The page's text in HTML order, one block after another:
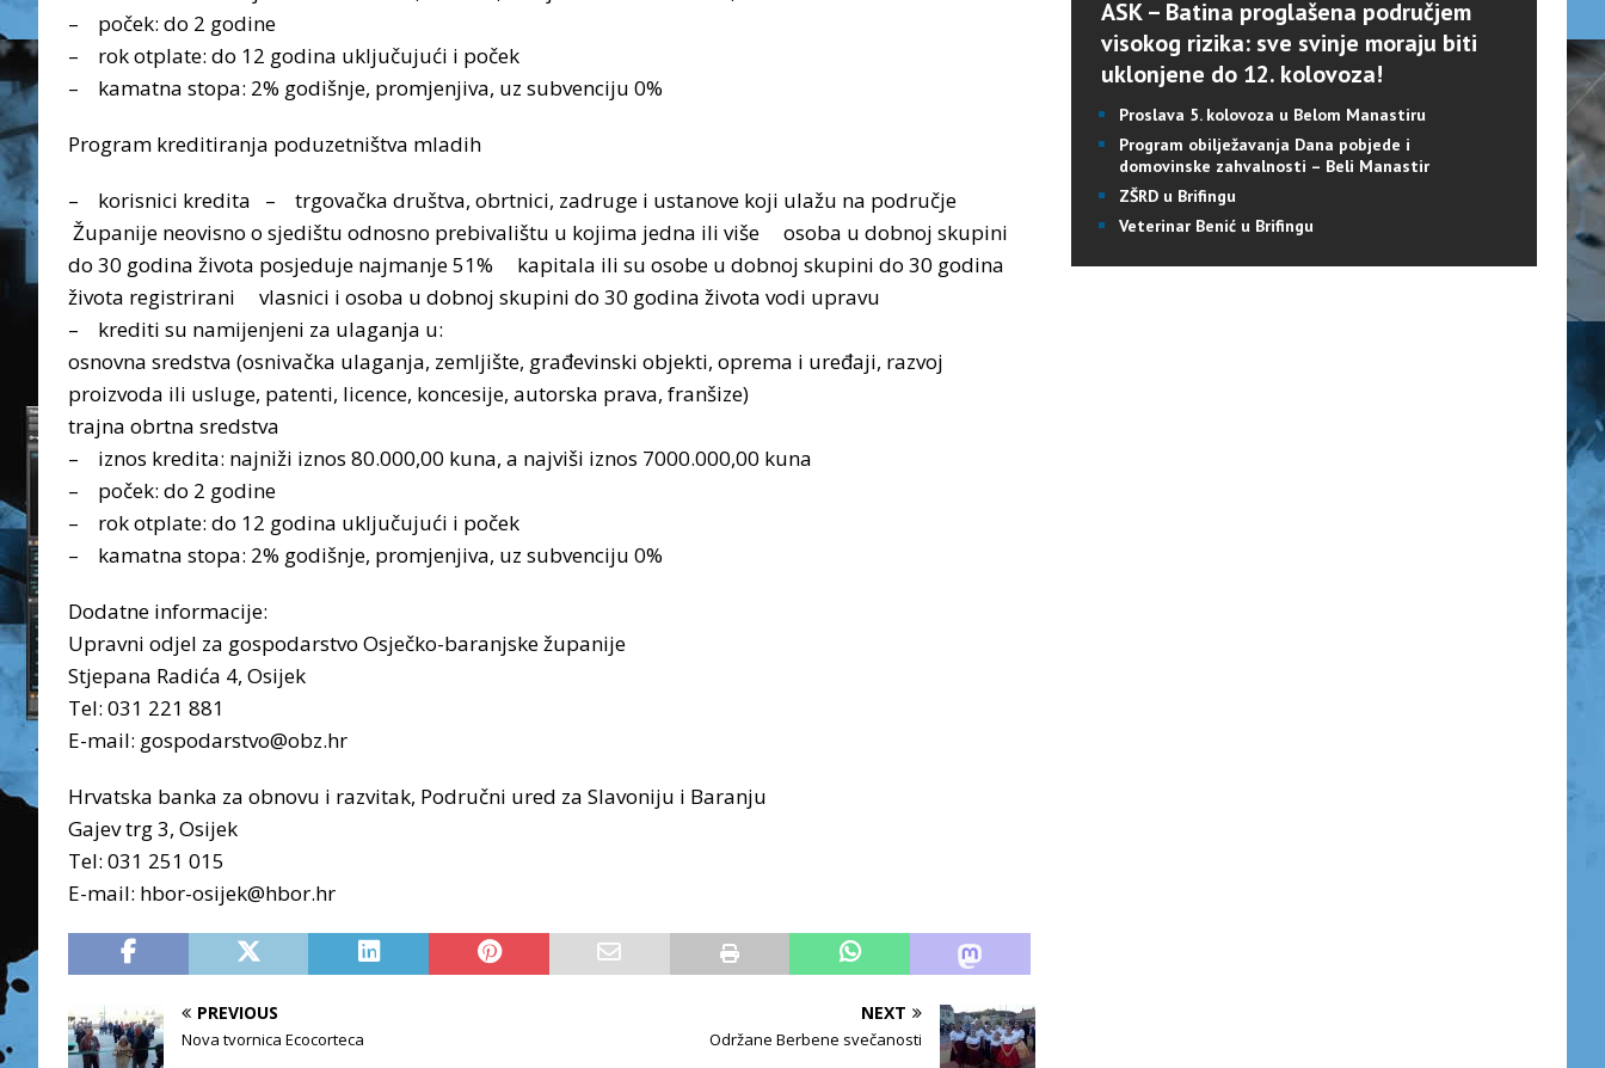
– poček: do 2 godine
– rok otplate: do 12 godina uključujući i poček
– kamatna stopa: 2% godišnje, promjenjiva, uz subvenciju 0%
Program kreditiranja poduzetništva mladih
– korisnici kredita – trgovačka društva, obrtnici, zadruge i ustanove koji ulažu na područje
Županije neovisno o sjedištu odnosno prebivalištu u kojima jedna ili više osoba u dobnoj skupini
do 30 godina života posjeduje najmanje 51% kapitala ili su osobe u dobnoj skupini do 30 godina
života registrirani vlasnici i osoba u dobnoj skupini do 30 godina života vodi upravu
– krediti su namijenjeni za ulaganja u:
osnovna sredstva (osnivačka ulaganja, zemljište, građevinski objekti, oprema i uređaji, razvoj
proizvoda ili usluge, patenti, licence, koncesije, autorska prava, franšize)
trajna obrtna sredstva
– iznos kredita: najniži iznos 80.000,00 kuna, a najviši iznos 7000.000,00 kuna
– poček: do 2 godine
– rok otplate: do 12 godina uključujući i poček
– kamatna stopa: 2% godišnje, promjenjiva, uz subvenciju 0%
Dodatne informacije:
Upravni odjel za gospodarstvo Osječko-baranjske županije
Stjepana Radića 4, Osijek
Tel: 031 221 881
E-mail: gospodarstvo@obz.hr
Hrvatska banka za obnovu i razvitak, Područni ured za Slavoniju i Baranju
Gajev trg 3, Osijek
Tel: 031 251 015
E-mail: hbor-osijek@hbor.hr
PREVIOUS
Nova tvornica Ecocorteca
NEXT
Održane Berbene svečanosti
ASK – Batina proglašena područjem
visokog rizika: sve svinje moraju biti
uklonjene do 12. kolovoza!
Proslava 5. kolovoza u Belom Manastiru
Program obilježavanja Dana pobjede i
domovinske zahvalnosti – Beli Manastir
ZŠRD u Brifingu
Veterinar Benić u Brifingu